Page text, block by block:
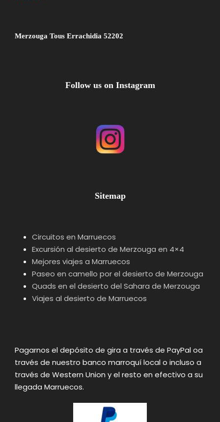
Merzouga Tous Errachidia 52202
Follow us on Instagram
Sitemap
Circuitos en Marruecos
Excursión al desierto de Merzouga en 4×4
Mejores viajes a Marruecos
Paseo en camello por el desierto de Merzouga
Quads en el desierto del Sahara de Merzouga
Viajes al desierto de Marruecos
Pagarnos el depósito de gira a través de PayPal oa
través de nuestro banco marroquí local o incluso a
través de Western Union y el resto en efectivo a su
llegada Marruecos.